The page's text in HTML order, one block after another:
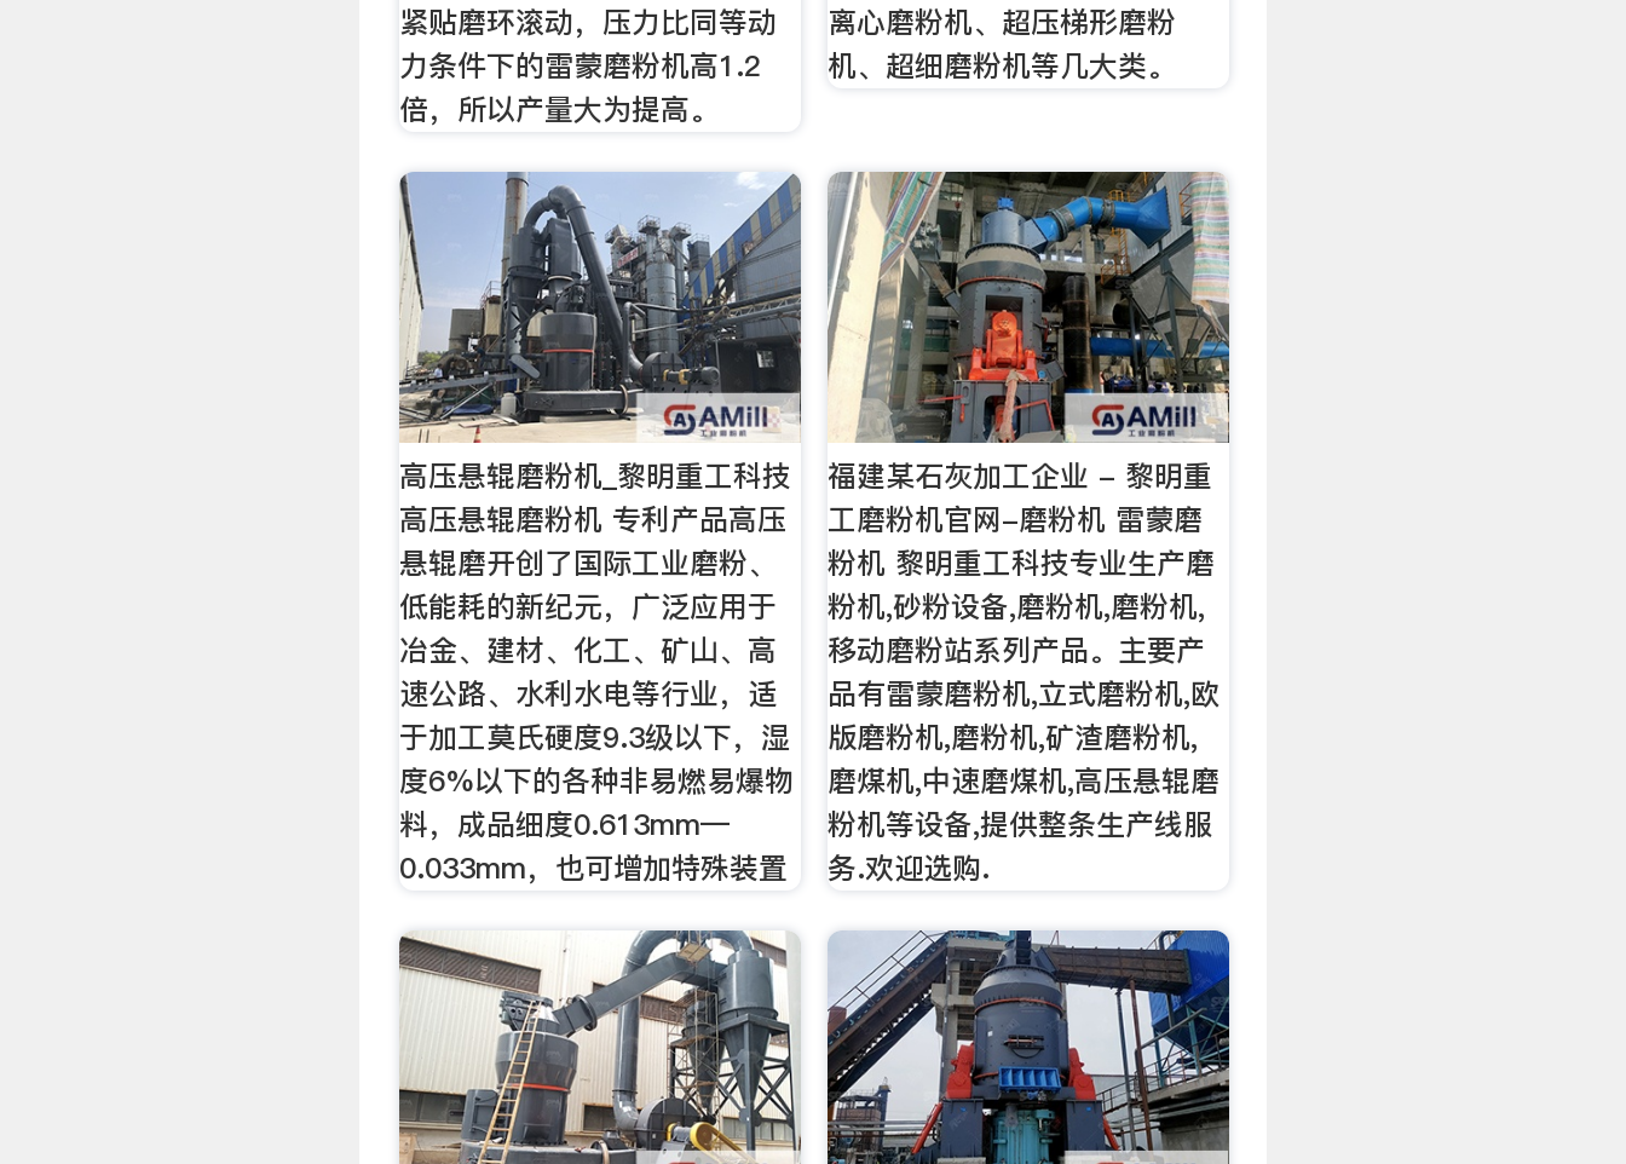
紧贴磨环滚动，压力比同等动
力条件下的雷蒙磨粉机高1.2
倍，所以产量大为提高。
离心磨粉机、超压梯形磨粉
机、超细磨粉机等几大类。
高压悬辊磨粉机_黎明重工科技
高压悬辊磨粉机 专利产品高压
悬辊磨开创了国际工业磨粉、
低能耗的新纪元，广泛应用于
冶金、建材、化工、矿山、高
速公路、水利水电等行业，适
于加工莫氏硬度9.3级以下，湿
度6%以下的各种非易燃易爆物
料，成品细度0.613mm—
0.033mm，也可增加特殊装置
福建某石灰加工企业 - 黎明重
工磨粉机官网-磨粉机 雷蒙磨
粉机 黎明重工科技专业生产磨
粉机,砂粉设备,磨粉机,磨粉机,
移动磨粉站系列产品。主要产
品有雷蒙磨粉机,立式磨粉机,欧
版磨粉机,磨粉机,矿渣磨粉机,
磨煤机,中速磨煤机,高压悬辊磨
粉机等设备,提供整条生产线服
务.欢迎选购.